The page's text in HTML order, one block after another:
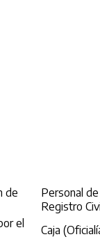
de
Personal
Registro
el
Caja